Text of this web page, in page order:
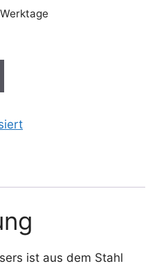
ist aus dem Stahl